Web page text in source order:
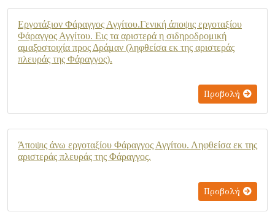
Εργοτάξιον Φάραγγος Αγγίτου.Γενική άποψις εργοταξίου
Φάραγγος Αγγίτου. Εις τα αριστερά η σιδηροδρομική
αμαξοστοιχία προς Δράμαν (ληφθείσα εκ της αριστεράς
πλευράς της Φάραγγος).
Προβολή
Άποψις άνω εργοταξίου Φάραγγος Αγγίτου. Ληφθείσα εκ της
αριστεράς πλευράς της Φάραγγος.
Προβολή